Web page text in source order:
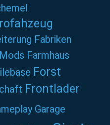
Fabriken
Farmhaus
Forst
Frontlader
Garage